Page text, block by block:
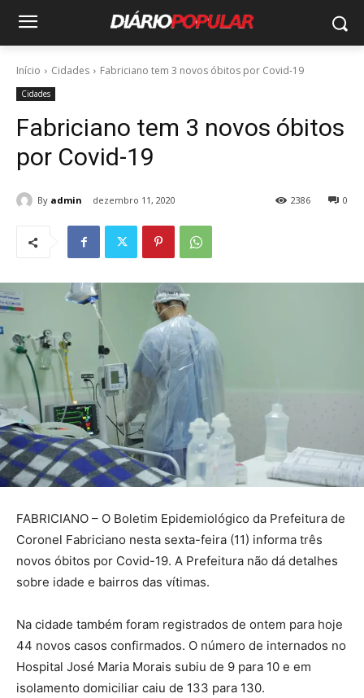
Início Cidades Fabriciano tem 3 novos óbitos por Covid-19
Cidades
Fabriciano tem 3 novos óbitos
por Covid-19
By admin dezembro 11, 2020 0
2386
FABRICIANO – O Boletim Epidemiológico da Prefeitura de
Coronel Fabriciano nesta sexta-feira (11) informa três
novos óbitos por Covid-19. A Prefeitura não dá detalhes
sobre idade e bairros das vítimas.
Na cidade também foram registrados de ontem para hoje
44 novos casos confirmados. O número de internados no
Hospital José Maria Morais subiu de 9 para 10 e em
isolamento domiciliar caiu de 133 para 130.